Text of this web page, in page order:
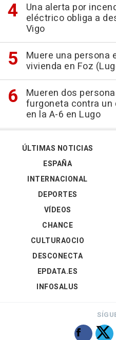
Una alerta por
eléctrico obliga a
Vigo
Muere una persona
vivienda en Foz
Mueren dos
furgoneta contra
en la A-6 en Lugo
ÚLTIMAS NOTICIAS
ESPAÑA
INTERNACIONAL
DEPORTES
VÍDEOS
CHANCE
CULTURAOCIO
DESCONECTA
EPDATA.ES
INFOSALUS